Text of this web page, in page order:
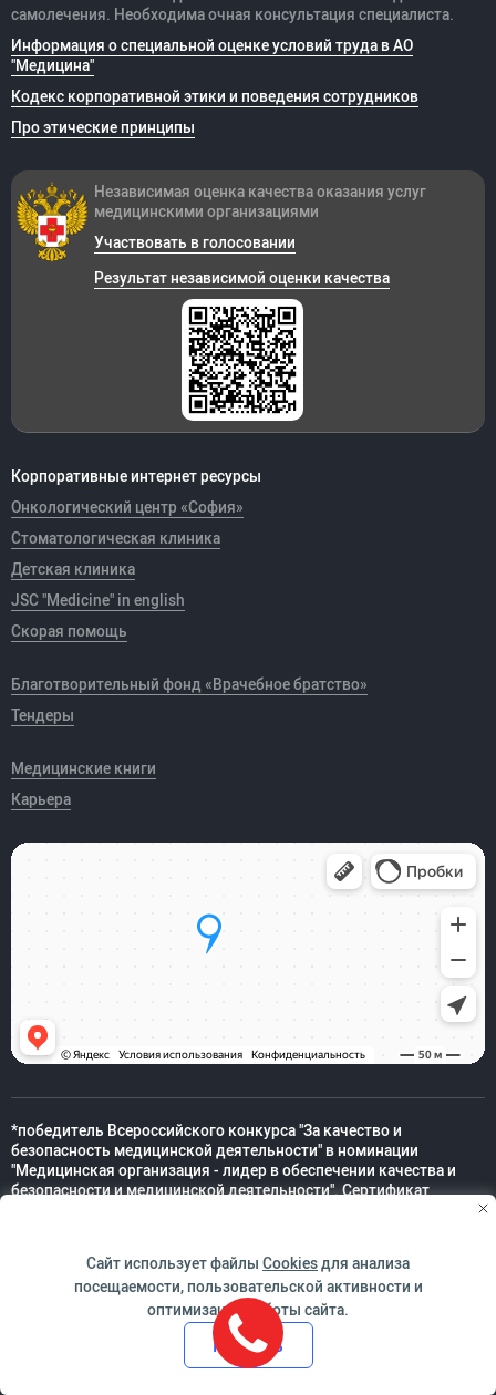
самолечения. Необходима очная консультация специалиста.
Информация о специальной оценке условий труда в АО
"Медицина"
Кодекс корпоративной этики и поведения сотрудников
Про этические принципы
Корпоративные интернет ресурсы
Онкологический центр «София»
Стоматологическая клиника
Детская клиника
JSC "Medicine" in english
Скорая помощь
Благотворительный фонд «Врачебное братство»
Тендеры
Медицинские книги
Карьера
Независимая оценка качества оказания услуг
медицинскими организациями
Участвовать в голосовании
Результат независимой оценки качества
*победитель Всероссийского конкурса "За качество и
безопасность медицинской деятельности" в номинации
"Медицинская организация - лидер в обеспечении качества и
безопасности и медицинской деятельности". Сертификат
© 1997 – 2026 Клиника АО «Медицина». Все права защищены.
Версия для людей с ограниченными возможностями
Сайт использует файлы Cookiesдля анализа
посещаемости, пользовательской активности и
оптимизации работы сайта.
Принять